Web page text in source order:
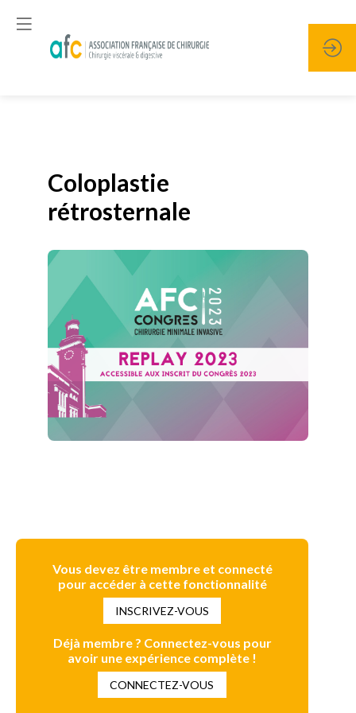
Coloplastie
rétrosternale
Vous devez être membre et connecté
pour accéder à cette fonctionnalité
INSCRIVEZ-VOUS
Déjà membre ? Connectez-vous pour
avoir une expérience complète !
CONNECTEZ-VOUS